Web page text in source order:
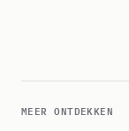
MEER ONTDEKKEN